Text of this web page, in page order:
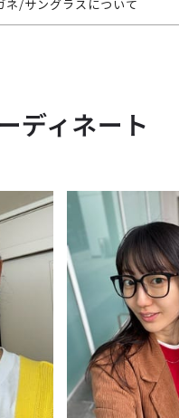
ネ/サングラスについて
ディネート